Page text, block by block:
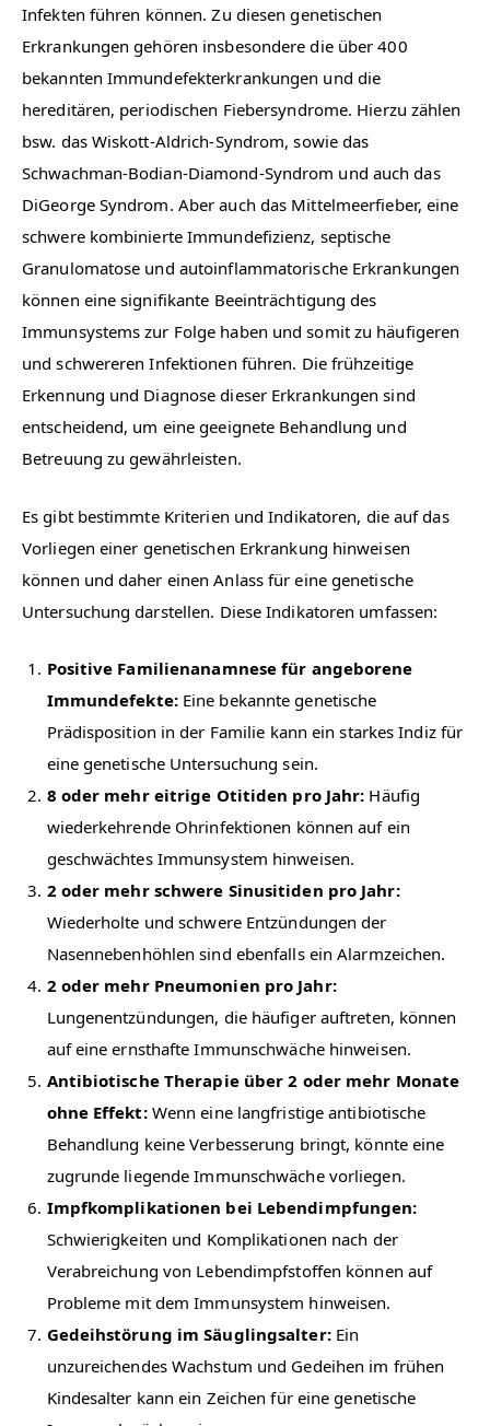
Infekten führen können. Zu diesen genetischen
Erkrankungen gehören insbesondere die über 400
bekannten Immundefekterkrankungen und die
hereditären, periodischen Fiebersyndrome. Hierzu zählen
bsw. das Wiskott-Aldrich-Syndrom, sowie das
Schwachman-Bodian-Diamond-Syndrom und auch das
DiGeorge Syndrom. Aber auch das Mittelmeerfieber, eine
schwere kombinierte Immundefizienz, septische
Granulomatose und autoinflammatorische Erkrankungen
können eine signifikante Beeinträchtigung des
Immunsystems zur Folge haben und somit zu häufigeren
und schwereren Infektionen führen. Die frühzeitige
Erkennung und Diagnose dieser Erkrankungen sind
entscheidend, um eine geeignete Behandlung und
Betreuung zu gewährleisten.
Es gibt bestimmte Kriterien und Indikatoren, die auf das
Vorliegen einer genetischen Erkrankung hinweisen
können und daher einen Anlass für eine genetische
Untersuchung darstellen. Diese Indikatoren umfassen:
Positive Familienanamnese für angeborene
Immundefekte:Eine bekannte genetische
Prädisposition in der Familie kann ein starkes Indiz für
eine genetische Untersuchung sein.
8 oder mehr eitrige Otitiden pro Jahr: Häufig
wiederkehrende Ohrinfektionen können auf ein
geschwächtes Immunsystem hinweisen.
2 oder mehr schwere Sinusitiden pro Jahr:
Wiederholte und schwere Entzündungen der
Nasennebenhöhlen sind ebenfalls ein Alarmzeichen.
2 oder mehr Pneumonien pro Jahr:
Lungenentzündungen, die häufiger auftreten, können
auf eine ernsthafte Immunschwäche hinweisen.
Antibiotische Therapie über 2 oder mehr Monate
ohne Effekt:Wenn eine langfristige antibiotische
Behandlung keine Verbesserung bringt, könnte eine
zugrunde liegende Immunschwäche vorliegen.
Impfkomplikationen bei Lebendimpfungen:
Schwierigkeiten und Komplikationen nach der
Verabreichung von Lebendimpfstoffen können auf
Probleme mit dem Immunsystem hinweisen.
Gedeihstörung im Säuglingsalter:Ein
unzureichendes Wachstum und Gedeihen im frühen
Kindesalter kann ein Zeichen für eine genetische